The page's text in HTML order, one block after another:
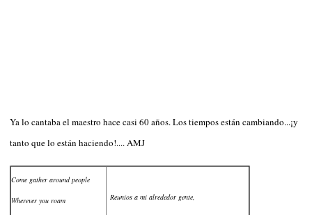
Ya lo cantaba el maestro hace casi 60 años. Los tiempos están cambiando...¡y
tanto que lo están haciendo!.... AMJ
Come gather around people
Wherever you roam Reuníos a mi alrededor gente,